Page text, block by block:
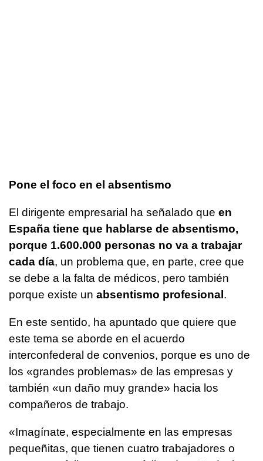
Pone el foco en el absentismo
El dirigente empresarial ha señalado que en
España tiene que hablarse de absentismo,
porque 1.600.000 personas no va a trabajar
cada día, un problema que, en parte, cree que
se debe a la falta de médicos, pero también
porque existe un absentismo profesional.
En este sentido, ha apuntado que quiere que
este tema se aborde en el acuerdo
interconfederal de convenios, porque es uno de
los «grandes problemas» de las empresas y
también «un daño muy grande» hacia los
compañeros de trabajo.
«Imagínate, especialmente en las empresas
pequeñitas, que tienen cuatro trabajadores o